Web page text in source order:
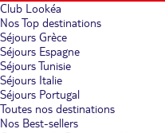
Club Lookéa
Nos Top destinations
Séjours Grèce
Séjours Espagne
Séjours Tunisie
Séjours Italie
Séjours Portugal
Toutes nos destinations
Nos Best-sellers